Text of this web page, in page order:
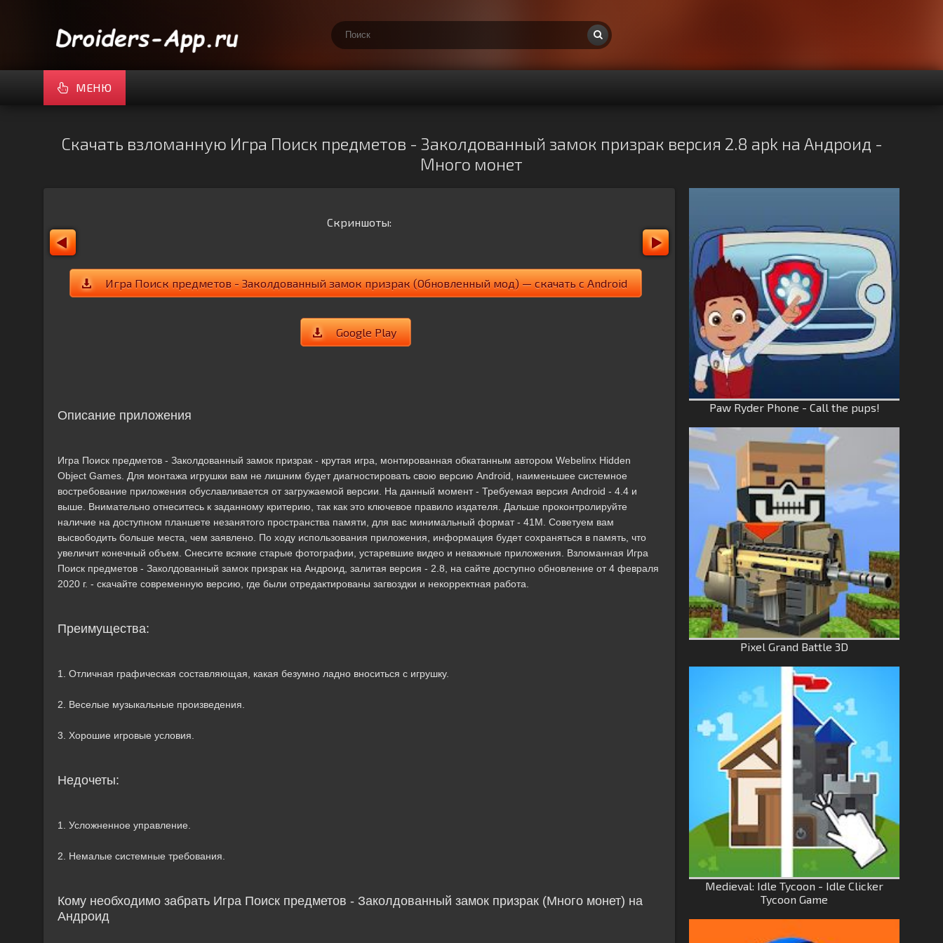
МЕНЮ
Скачать взломанную Игра Поиск предметов - Заколдованный замок призрак версия 2.8 apk на Андроид -
Много монет
Скриншоты:
Игра Поиск предметов - Заколдованный замок призрак (Обновленный мод) — скачать с Android
Google Play
Описание приложения
Игра Поиск предметов - Заколдованный замок призрак - крутая игра, монтированная обкатанным автором Webelinx Hidden
Object Games. Для монтажа игрушки вам не лишним будет диагностировать свою версию Android, наименьшее системное
востребование приложения обуславливается от загружаемой версии. На данный момент - Требуемая версия Android - 4.4 и
выше. Внимательно отнеситесь к заданному критерию, так как это ключевое правило издателя. Дальше проконтролируйте
наличие на доступном планшете незанятого пространства памяти, для вас минимальный формат - 41M. Советуем вам
высвободить больше места, чем заявлено. По ходу использования приложения, информация будет сохраняться в память, что
увеличит конечный объем. Снесите всякие старые фотографии, устаревшие видео и неважные приложения. Взломанная Игра
Поиск предметов - Заколдованный замок призрак на Андроид, залитая версия - 2.8, на сайте доступно обновление от 4 февраля
2020 г. - скачайте современную версию, где были отредактированы загвоздки и некорректная работа.
Преимущества:
1. Отличная графическая составляющая, какая безумно ладно вноситься с игрушку.
2. Веселые музыкальные произведения.
3. Хорошие игровые условия.
Недочеты:
1. Усложненное управление.
2. Немалые системные требования.
Кому необходимо забрать Игра Поиск предметов - Заколдованный замок призрак (Много монет) на
Андроид
Paw Ryder Phone - Call the pups!
Pixel Grand Battle 3D
Medieval: Idle Tycoon - Idle Clicker
Tycoon Game